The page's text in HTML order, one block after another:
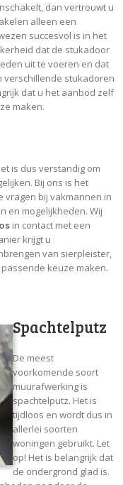
dan vertrouwt u
alleen een
succesvol is in het
dat de stukadoor
uit te voeren en dat
verschillende stukadoren
dat u het aanbod zelf
maken.
is dus verstandig om
Bij ons is het
vragen bij vakmannen in
en mogelijkheden. Wij
in contact met een
krijgt u
van sierpleister,
keuze maken.
Spachtelputz
De meest
voorkomende soort
muurafwerking is
spachtelputz. Het is
tijdloos en wordt dus in
allerlei soorten
woningen gebruikt. Let
op! Het is belangrijk dat
de ondergrond glad is.